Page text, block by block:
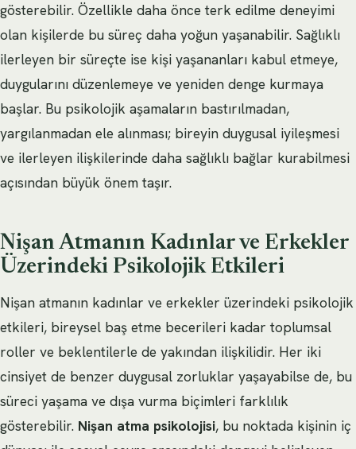
gösterebilir. Özellikle daha önce terk edilme deneyimi
olan kişilerde bu süreç daha yoğun yaşanabilir. Sağlıklı
ilerleyen bir süreçte ise kişi yaşananları kabul etmeye,
duygularını düzenlemeye ve yeniden denge kurmaya
başlar. Bu psikolojik aşamaların bastırılmadan,
yargılanmadan ele alınması; bireyin duygusal iyileşmesi
ve ilerleyen ilişkilerinde daha sağlıklı bağlar kurabilmesi
açısından büyük önem taşır.
Nişan Atmanın Kadınlar ve Erkekler
Üzerindeki Psikolojik Etkileri
Nişan atmanın kadınlar ve erkekler üzerindeki psikolojik
etkileri, bireysel baş etme becerileri kadar toplumsal
roller ve beklentilerle de yakından ilişkilidir. Her iki
cinsiyet de benzer duygusal zorluklar yaşayabilse de, bu
süreci yaşama ve dışa vurma biçimleri farklılık
gösterebilir. Nişan atma psikolojisi, bu noktada kişinin iç